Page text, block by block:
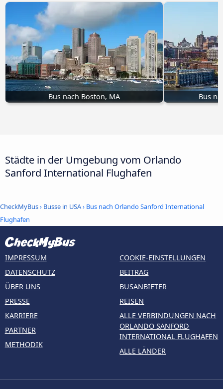
Bus nach Boston, MA Bus
Städte in der Umgebung vom Orlando
Sanford International Flughafen
CheckMyBus› Busse in USA› Bus nach Orlando Sanford International
Flughafen
IMPRESSUM
DATENSCHUTZ
ÜBER UNS
PRESSE
KARRIERE
PARTNER
METHODIK
COOKIE-EINSTELLUNGEN
BEITRAG
BUSANBIETER
REISEN
ALLE VERBINDUNGEN NACH
ORLANDO SANFORD
INTERNATIONAL FLUGHAFEN
ALLE LÄNDER